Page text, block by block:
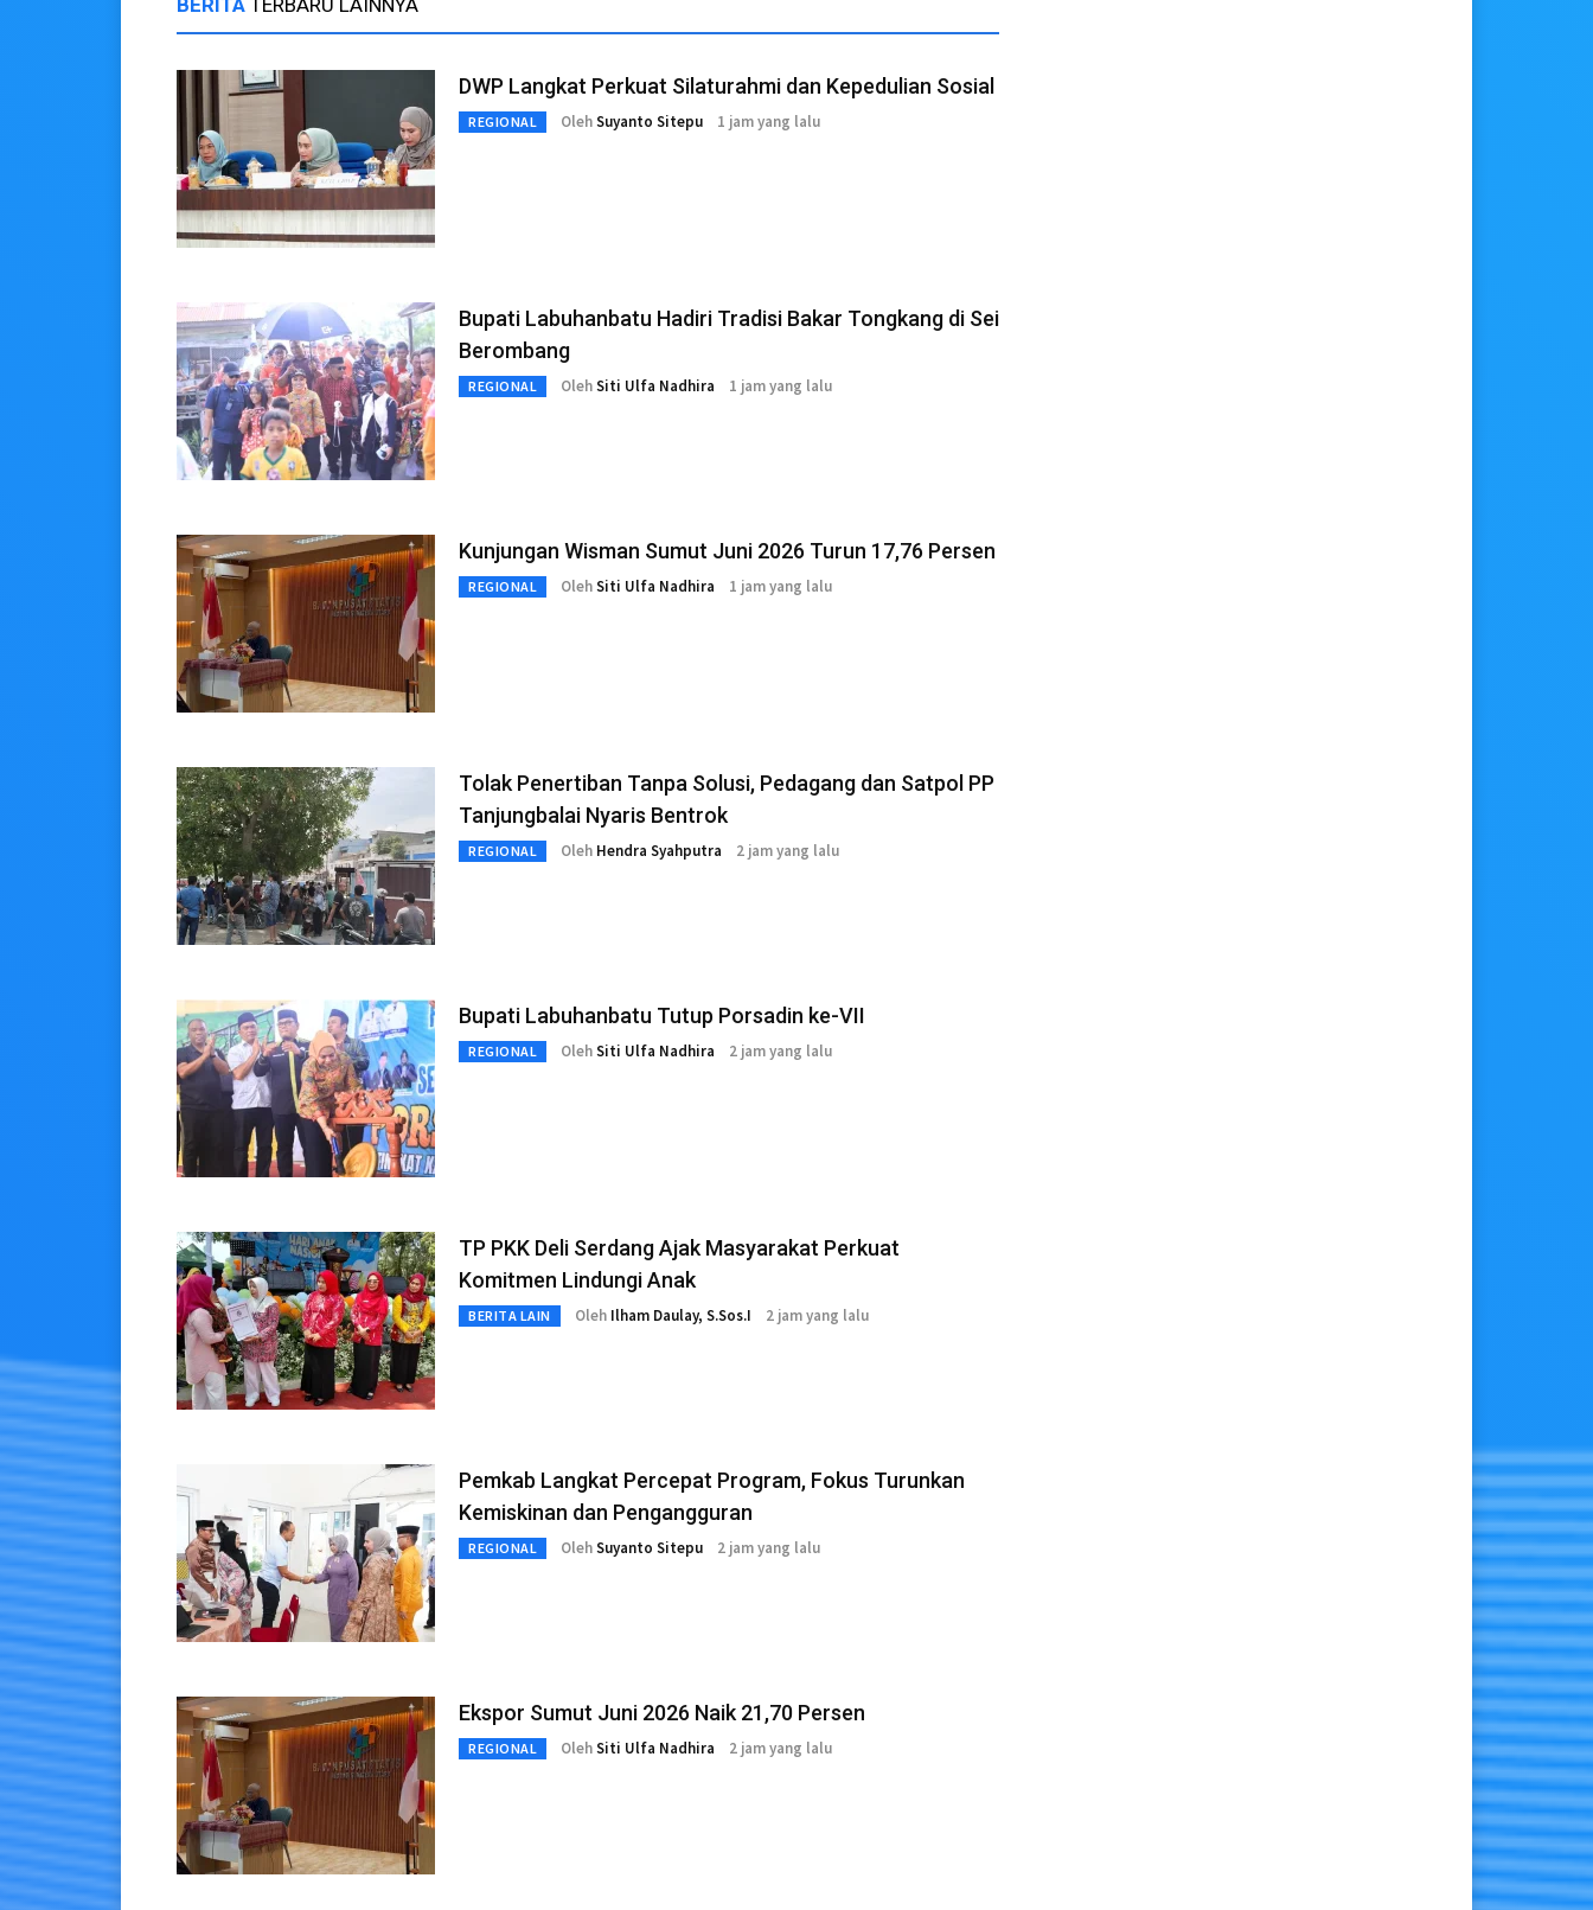
DWP Langkat Perkuat Silaturahmi dan Kepedulian Sosial
REGIONAL OlehSuyanto Sitepu 1 jam yang lalu
Bupati Labuhanbatu Hadiri Tradisi Bakar Tongkang di Sei
Berombang
REGIONAL OlehSiti Ulfa Nadhira 1 jam yang lalu
Kunjungan Wisman Sumut Juni 2026 Turun 17,76 Persen
REGIONAL OlehSiti Ulfa Nadhira 1 jam yang lalu
Tolak Penertiban Tanpa Solusi, Pedagang dan Satpol PP
Tanjungbalai Nyaris Bentrok
REGIONAL Oleh Hendra Syahputra 2 jam yang lalu
Bupati Labuhanbatu Tutup Porsadin ke-VII
REGIONAL OlehSiti Ulfa Nadhira 2 jam yang lalu
TP PKK Deli Serdang Ajak Masyarakat Perkuat
Komitmen Lindungi Anak
BERITA LAIN Oleh Ilham Daulay, S.Sos.I 2 jam yang lalu
Pemkab Langkat Percepat Program, Fokus Turunkan
Kemiskinan dan Pengangguran
REGIONAL OlehSuyanto Sitepu 2 jam yang lalu
Ekspor Sumut Juni 2026 Naik 21,70 Persen
REGIONAL OlehSiti Ulfa Nadhira 2 jam yang lalu